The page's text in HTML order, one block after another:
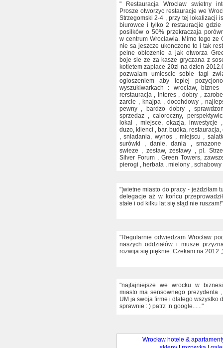
" Restauracja Wroclaw swietny
Prosze otworzyc restauracje we
Strzegomski 2-4 , przy tej lokalizacji
biurowce i tylko 2 restauracjie gdzie
posilków o 50% przekraczaja
w centrum Wroclawia. Mimo tego ze
nie sa jeszcze ukonczone to i tak
pelne oblozenie a jak otworza
boje sie ze za kasze gryczana z
kotletem zaplace 20zl na dzien
pozwalam umiescic sobie tagi
ogloszeniem aby lepiej
wyszukiwarkach : wroclaw,
rerstauracja , interes , dobry ,
zarcie , knajpa , docohdowy ,
pewny , bardzo dobry ,
sprzedaz , caloroczny,
lokal , miejsce, okazja, inwestycje
duzo, klienci , bar, budka,
, sniadania, wynos , miejscu ,
surówki , danie, dania , smazone
swieze , zestaw, zestawy , pl.
Silver Forum , Green Towers,
pierogi , herbata , mielony , schabowy
"¦wietne miasto do pracy - jeżdziłam
delegacje aż w końcu
stałe i od kilku lat się stąd nie ruszam!"
"Regularnie odwiedzam Wrocław
naszych oddziałów i musze
rozwija się pięknie. Czekam na 2012
"najfajniejsze we wrocku w
miasto ma sensownego prezydenta
UM ja swoja firme i dlatego wszystko
sprawnie : ) patrz :n google......"
Wrocław hotele &